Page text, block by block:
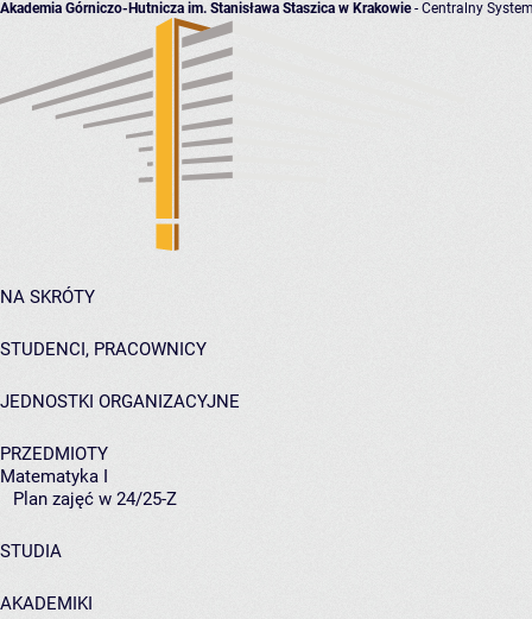
Akademia Górniczo-Hutnicza im. Stanisława Staszica w Krakowie- Centralny
NA SKRÓTY
STUDENCI, PRACOWNICY
JEDNOSTKI ORGANIZACYJNE
PRZEDMIOTY
Matematyka I
Plan zajęć w 24/25-Z
STUDIA
AKADEMIKI